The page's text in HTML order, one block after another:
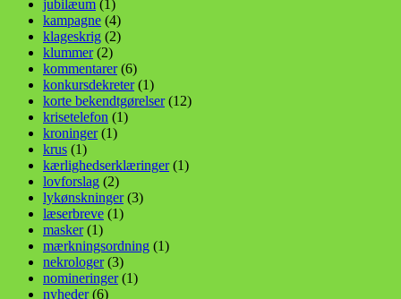
jubilæum (1)
kampagne (4)
klageskrig (2)
klummer(2)
kommentarer(6)
konkursdekreter(1)
korte bekendtgørelser(12)
krisetelefon (1)
kroninger(1)
krus (1)
kærlighedserklæringer(1)
lovforslag (2)
lykønskninger(3)
læserbreve (1)
masker(1)
mærkningsordning (1)
nekrologer(3)
nomineringer(1)
nyheder(6)